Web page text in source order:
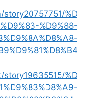
%D
%D9%88-
%D